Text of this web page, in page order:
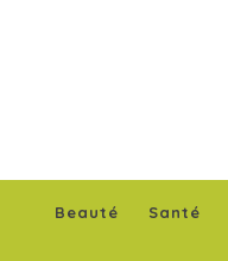
Beauté Santé